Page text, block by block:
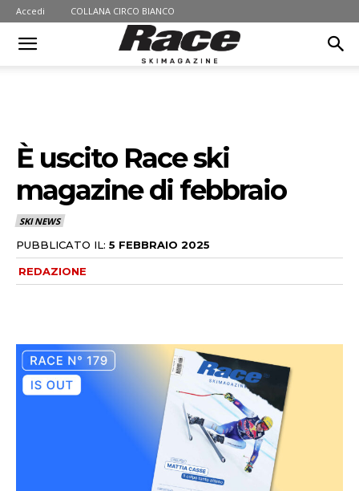
Accedi COLLANA CIRCO BIANCO
È uscito Race ski
magazine di febbraio
SKI NEWS
PUBBLICATO IL: 5 FEBBRAIO 2025
REDAZIONE